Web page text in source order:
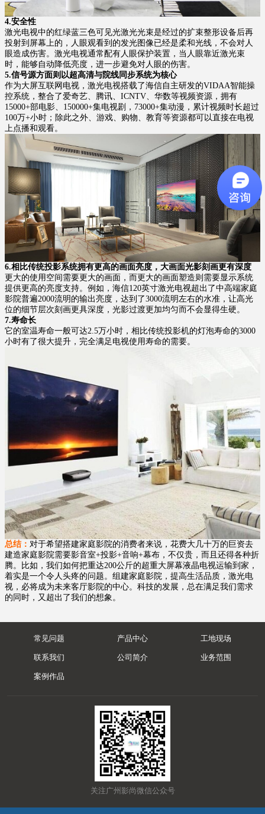
4.安全性
激光电视中的红绿蓝三色可见光激光光束是经过的扩束整形设备后再
投射到屏幕上的，人眼观看到的发光图像已经是柔和光线，不会对人
眼造成伤害。激光电视通常配有人眼保护装置，当人眼靠近激光束
时，能够自动降低亮度，进一步避免对人眼的伤害。
5.信号源方面则以超高清与院线同步系统为核心
作为大屏互联网电视，激光电视搭载了海信自主研发的VIDAA智能操
控系统，整合了爱奇艺、腾讯、ICNTV、华数等视频资源，拥有
15000+部电影、150000+集电视剧，73000+集动漫，累计视频时长超过
100万+小时；除此之外、游戏、购物、教育等资源都可以直接在电视
上点播和观看。
6.相比传统投影系统拥有更高的画面亮度，大画面光影刻画更有深度
更大的使用空间需要更大的画面，而更大的画面塑造则需要显示系统
提供更高的亮度支持。例如，海信120英寸激光电视超出了中高端家庭
影院普遍2000流明的输出亮度，达到了3000流明左右的水准，让高光
位的细节层次刻画更具深度，光影过渡更加均匀而不会显得生硬。
7.寿命长
它的室温寿命一般可达2.5万小时，相比传统投影机的灯泡寿命的3000
小时有了很大提升，完全满足电视使用寿命的需要。
总结： 对于希望搭建家庭影院的消费者来说，花费大几十万的巨资去
建造家庭影院需要影音室+投影+音响+幕布，不仅贵，而且还得各种折
腾。比如，我们如何把重达200公斤的超重大屏幕液晶电视运输到家，
着实是一个令人头疼的问题。组建家庭影院，提高生活品质，激光电
视，必将成为未来客厅影院的中心。科技的发展，总在满足我们需求
的同时，又超出了我们的想象。
常见问题 产品中心 工地现场
联系我们 公司简介 业务范围
案例作品
关注广州影尚微信公众号